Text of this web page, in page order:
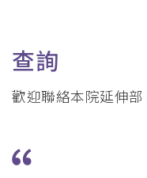
查詢
歡迎聯絡本院延伸部